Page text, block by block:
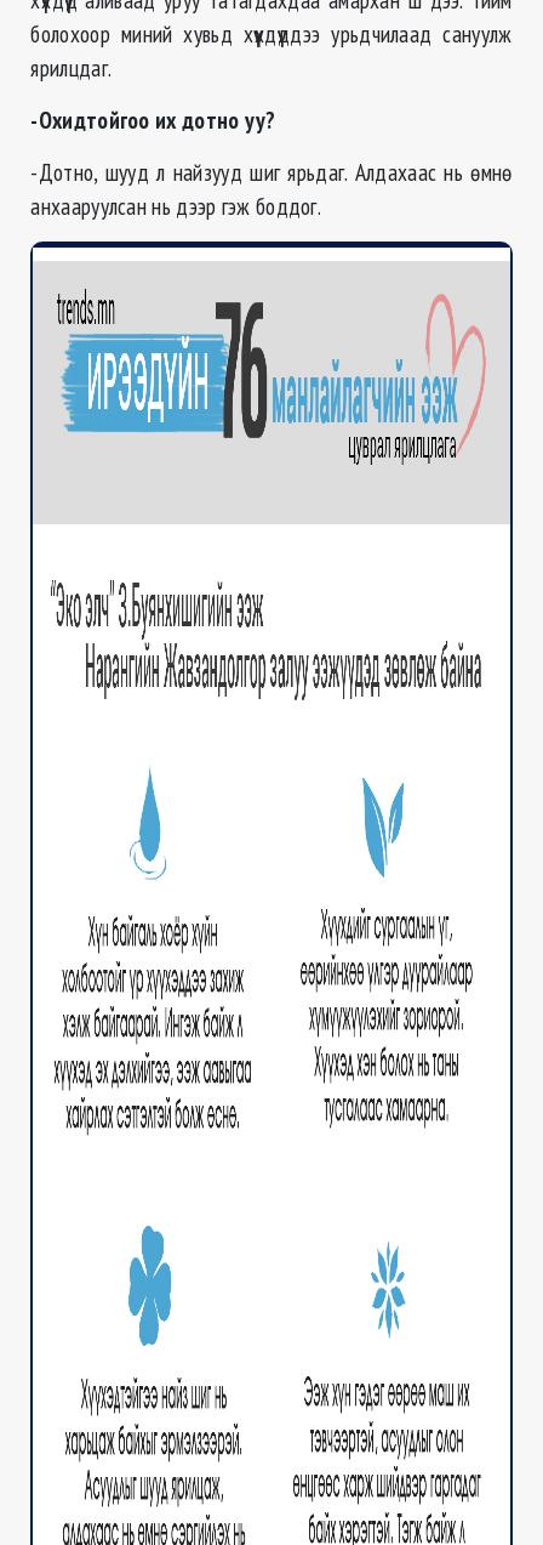
болохоор миний хувьд хүүхдүүддээ урьдчилаад сануулж
ярилцдаг.
-Охидтойгоо их дотно уу?
-Дотно, шууд л найзууд шиг ярьдаг. Алдахаас нь өмнө
анхааруулсан нь дээр гэж боддог.